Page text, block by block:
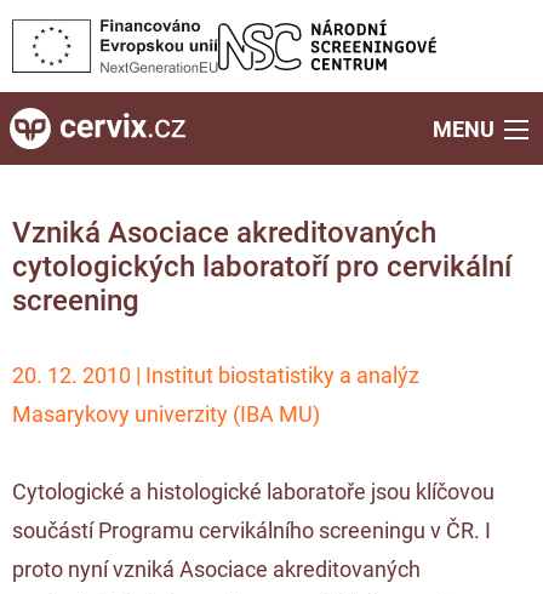
MENU
Vzniká Asociace akreditovaných
cytologických laboratoří pro cervikální
screening
20. 12. 2010 | Institut biostatistiky a analýz
Masarykovy univerzity (IBA MU)
Cytologické a histologické laboratoře jsou klíčovou
součástí Programu cervikálního screeningu v ČR. I
proto nyní vzniká Asociace akreditovaných